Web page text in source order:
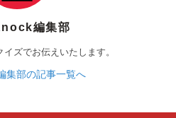
編集部
ズでお伝えいたします。
集部の記事一覧へ